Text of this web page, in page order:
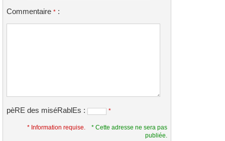
Commentaire * :
pèRE des miséRablEs : *
* Information requise.
* Cette adresse ne sera pas
publiée.